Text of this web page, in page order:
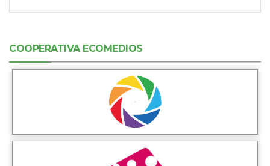
COOPERATIVA ECOMEDIOS